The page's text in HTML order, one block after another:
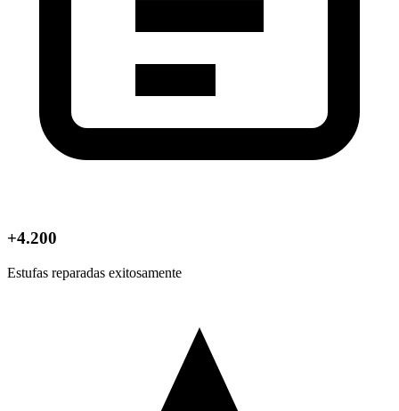
+4.200
Estufas reparadas exitosamente